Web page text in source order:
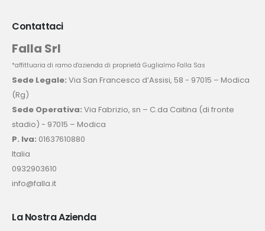
Contattaci
Falla Srl
*affittuaria di ramo d'azienda di proprietà Guglialmo Falla Sas
Sede Legale: Via San Francesco d’Assisi, 58 - 97015 – Modica
(Rg)
Sede Operativa: Via Fabrizio, sn – C.da Caitina (di fronte
stadio) - 97015 – Modica
P. Iva: 01637610880
Italia
0932903610
info@falla.it
La Nostra Azienda